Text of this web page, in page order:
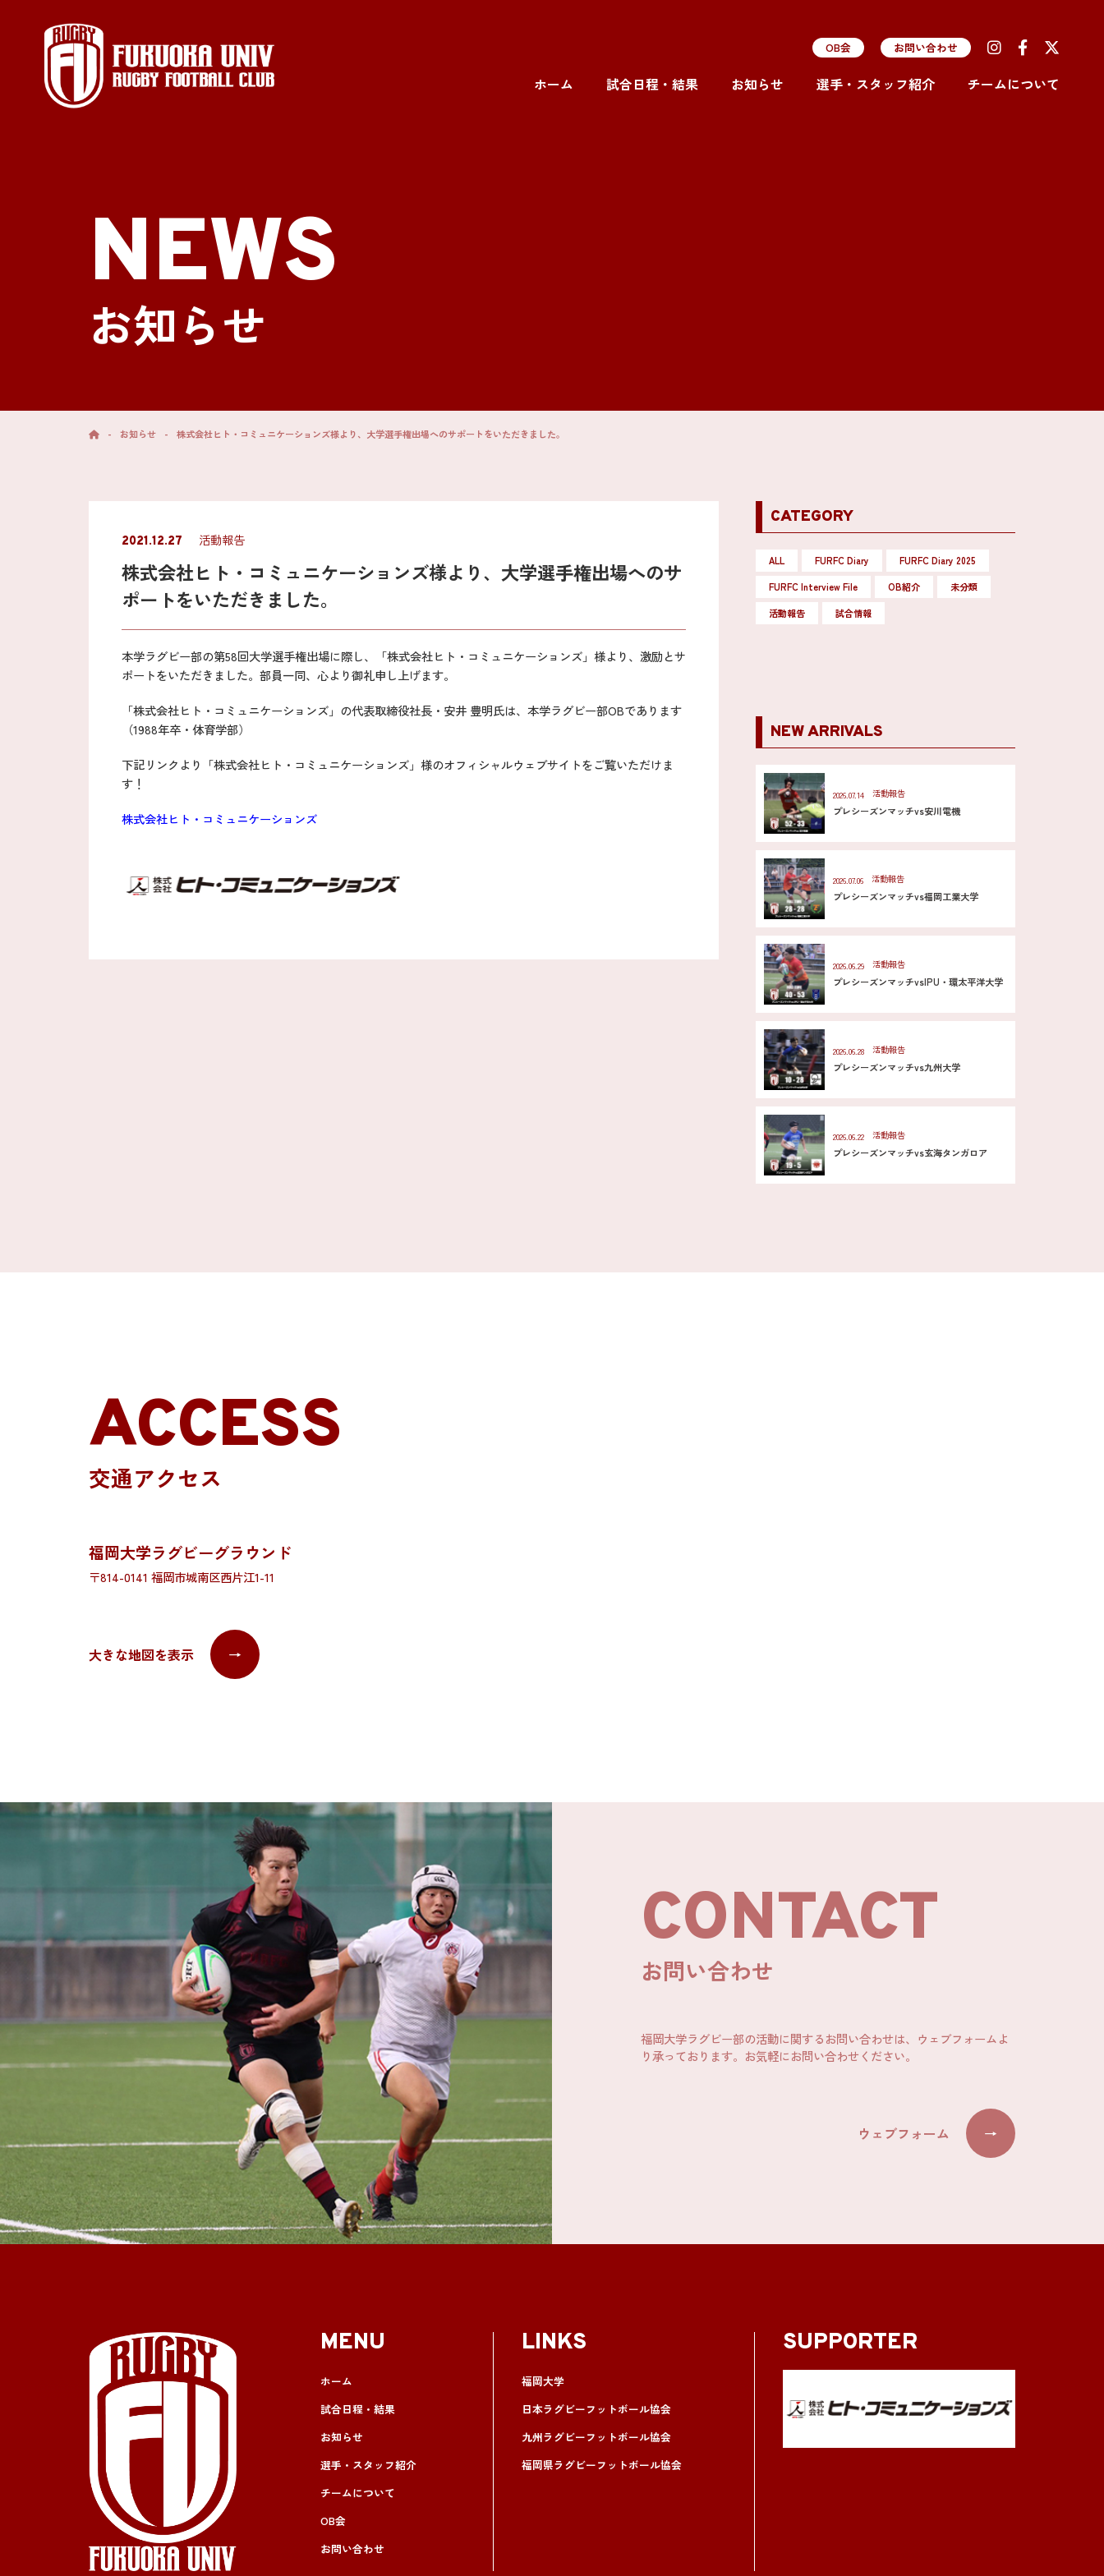
OB会 お問い合わせ
ホーム 試合日程・結果 お知らせ 選手・スタッフ紹介 チームについて
NEWS
お知らせ
- お知らせ - 株式会社ヒト・コミュニケーションズ様より、大学選手権出場へのサポートをいただきました。
2021.12.27 活動報告
株式会社ヒト・コミュニケーションズ様より、大学選手権出場へのサ
ポートをいただきました。
本学ラグビー部の第58回大学選手権出場に際し、「株式会社ヒト・コミュニケーションズ」様より、激励とサ
ポートをいただきました。部員一同、心より御礼申し上げます。
「株式会社ヒト・コミュニケーションズ」の代表取締役社長・安井 豊明氏は、本学ラグビー部OBであります
（1988年卒・体育学部）
下記リンクより「株式会社ヒト・コミュニケーションズ」様のオフィシャルウェブサイトをご覧いただけま
す！
株式会社ヒト・コミュニケーションズ
CATEGORY
ALL FURFC Diary
FURFC Diary 2025
FURFC Interview File
OB紹介
未分類
活動報告
試合情報
NEW ARRIVALS
2026.07.14 活動報告
プレシーズンマッチvs安川電機
2026.07.06 活動報告
プレシーズンマッチvs福岡工業大学
2026.06.29 活動報告
プレシーズンマッチvsIPU・環太平洋大学
2026.06.28 活動報告
プレシーズンマッチvs九州大学
2026.06.22 活動報告
プレシーズンマッチvs玄海タンガロア
ACCESS
交通アクセス
福岡大学ラグビーグラウンド
〒814-0141 福岡市城南区西片江1-11
大きな地図を表示 →
CONTACT
お問い合わせ
福岡大学ラグビー部の活動に関するお問い合わせは、ウェブフォームよ
り承っております。お気軽にお問い合わせください。
ウェブフォーム →
MENU
ホーム
試合日程・結果
お知らせ
選手・スタッフ紹介
チームについて
OB会
お問い合わせ
LINKS
福岡大学
日本ラグビーフットボール協会
九州ラグビーフットボール協会
福岡県ラグビーフットボール協会
SUPPORTER